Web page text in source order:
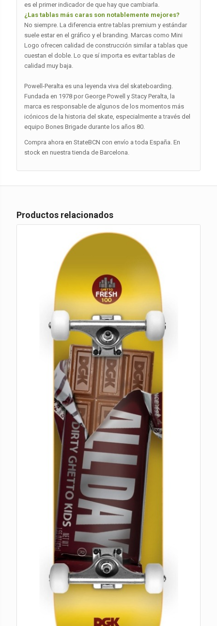
es el primer indicador de que hay que cambiarla.
¿Las tablas más caras son notablemente mejores?
No siempre. La diferencia entre tablas premium y estándar
suele estar en el gráfico y el branding. Marcas como Mini
Logo ofrecen calidad de construcción similar a tablas que
cuestan el doble. Lo que sí importa es evitar tablas de
calidad muy baja.
Powell-Peralta es una leyenda viva del skateboarding.
Fundada en 1978 por George Powell y Stacy Peralta, la
marca es responsable de algunos de los momentos más
icónicos de la historia del skate, especialmente a través del
equipo Bones Brigade durante los años 80.
Compra ahora en StateBCN con envío a toda España. En
stock en nuestra tienda de Barcelona.
Productos relacionados